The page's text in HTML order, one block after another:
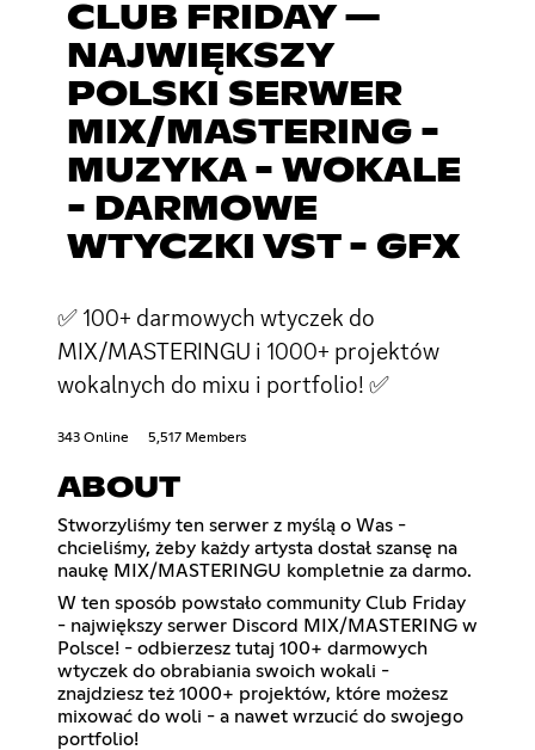
CLUB FRIDAY —
NAJWIĘKSZY
POLSKI SERWER
MIX/MASTERING -
MUZYKA - WOKALE
- DARMOWE
WTYCZKI VST - GFX
✅ 100+ darmowych wtyczek do
MIX/MASTERINGU i 1000+ projektów
wokalnych do mixu i portfolio! ✅
343 Online 5,517 Members
ABOUT
Stworzyliśmy ten serwer z myślą o Was -
chcieliśmy, żeby każdy artysta dostał szansę na
naukę MIX/MASTERINGU kompletnie za darmo.
W ten sposób powstało community Club Friday
- największy serwer Discord MIX/MASTERING w
Polsce! - odbierzesz tutaj 100+ darmowych
wtyczek do obrabiania swoich wokali -
znajdziesz też 1000+ projektów, które możesz
mixować do woli - a nawet wrzucić do swojego
portfolio!